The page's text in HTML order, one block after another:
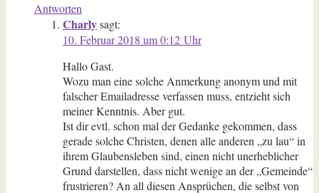
Antworten
Charlysagt:
10. Februar 2018 um 0:12 Uhr
Hallo Gast.
Wozu man eine solche Anmerkung anonym und mit
falscher Emailadresse verfassen muss, entzieht sich
meiner Kenntnis. Aber gut.
Ist dir evtl. schon mal der Gedanke gekommen, dass
gerade solche Christen, denen alle anderen „zu lau“ in
ihrem Glaubensleben sind, einen nicht unerheblicher
Grund darstellen, dass nicht wenige an der „Gemeinde“
frustrieren? An all diesen Ansprüchen, die selbst von